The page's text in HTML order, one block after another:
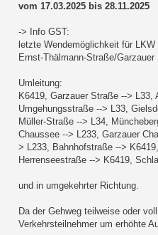
vom 17.03.2025 bis 28.11.2025
-> Info GST:
letzte Wendemöglichkeit für
Ernst-Thälmann-Straße/Garzauer
Umleitung:
K6419, Garzauer Straße --> L33,
Umgehungsstraße --> L33,
Müller-Straße --> L34,
Chaussee --> L233, Garzauer
> L233, Bahnhofstraße -->
Herrenseestraße --> K6419,
und in umgekehrter Richtung.
Da der Gehweg teilweise oder
Verkehrsteilnehmer um erhöhte